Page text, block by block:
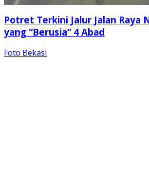
Potret Terkini Jalur Jalan Raya
yang “Berusia” 4 Abad
Foto Bekasi